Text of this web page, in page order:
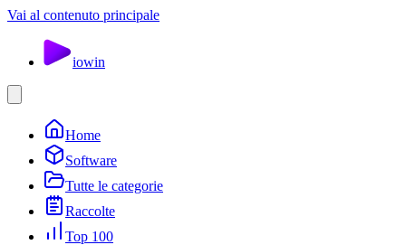
Vai al contenuto principale
iowin
Home
Software
Tutte le categorie
Raccolte
Top 100